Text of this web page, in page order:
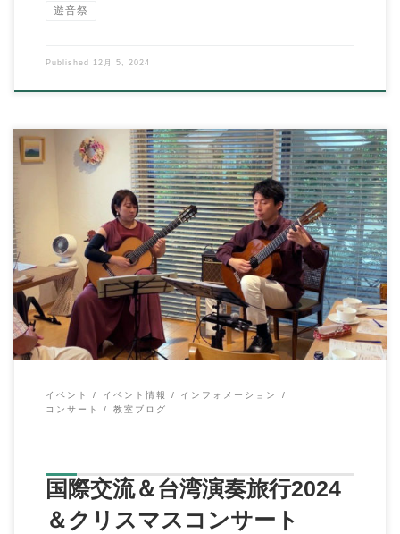
遊音祭
Published 12月 5, 2024
こんにちは、イハラ音楽教室の伊原鉄朗です。 遊音祭後も忙し
く、更新がご無沙汰しました。 いろいろあり […]
イベント イベント情報
インフォメーション
コンサート
教室ブログ
国際交流＆台湾演奏旅行2024
＆クリスマスコンサート